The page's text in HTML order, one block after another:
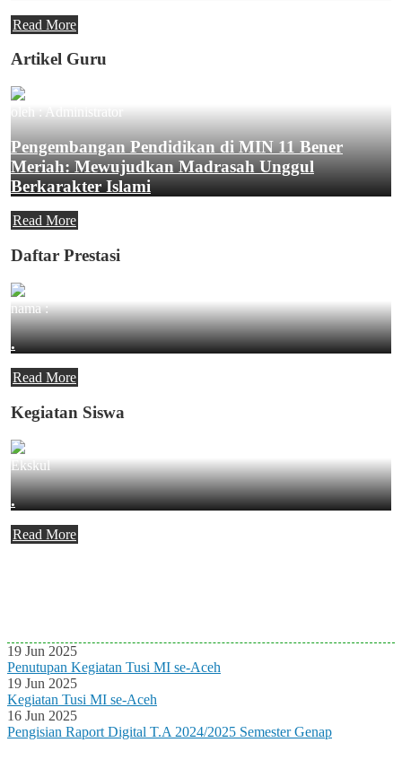
Read More
Artikel Guru
oleh : Administrator
Pengembangan Pendidikan di MIN 11 Bener
Meriah: Mewujudkan Madrasah Unggul
Berkarakter Islami
Read More
Daftar Prestasi
nama :
.
Read More
Kegiatan Siswa
Ekskul
.
Read More
19 Jun 2025
Penutupan Kegiatan Tusi MI se-Aceh
19 Jun 2025
Kegiatan Tusi MI se-Aceh
16 Jun 2025
Pengisian Raport Digital T.A 2024/2025 Semester Genap